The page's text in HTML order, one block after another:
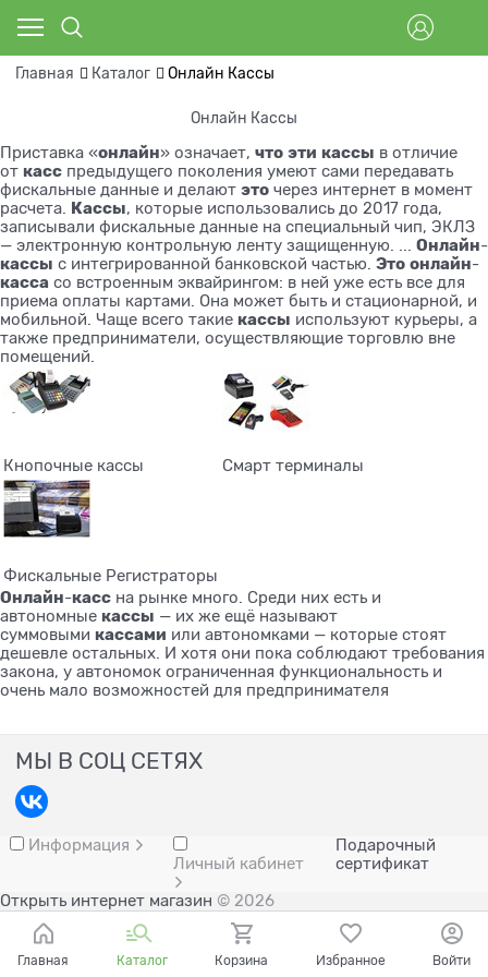
Главная Каталог Онлайн Кассы
Онлайн Кассы
Приставка «онлайн» означает, что эти кассы в отличие
от касс предыдущего поколения умеют сами передавать
фискальные данные и делают это через интернет в момент
расчета. Кассы, которые использовались до 2017 года,
записывали фискальные данные на специальный чип, ЭКЛЗ
— электронную контрольную ленту защищенную. ... Онлайн-
кассы с интегрированной банковской частью. Это онлайн-
касса со встроенным эквайрингом: в ней уже есть все для
приема оплаты картами. Она может быть и стационарной, и
мобильной. Чаще всего такие кассы используют курьеры, а
также предприниматели, осуществляющие торговлю вне
помещений.
Кнопочные кассы Смарт терминалы
Фискальные Регистраторы
Онлайн-касс на рынке много. Среди них есть и
автономные кассы — их же ещё называют
суммовыми кассами или автономками — которые стоят
дешевле остальных. И хотя они пока соблюдают требования
закона, у автономок ограниченная функциональность и
очень мало возможностей для предпринимателя
МЫ В СОЦ СЕТЯХ
Информация
Личный кабинет
Подарочный
сертификат
Открыть интернет магазин © 2026
Главная Каталог Корзина Избранное Войти